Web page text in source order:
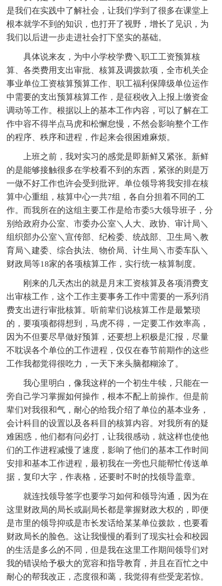
是我们在实践中了解社会，让我们学到了很多在课堂上
根本就学不到的知识，也打开了视野，增长了见识，为
我们以后进一步走进社会打下坚实的基础。
具体说来友，为中小学校学费＼职工工资预算核
算、各类费用支出审批、核算及调拨款项，全市机关企
事业单位工资核算预算工作、职工福利保障级单位运作
中需要的支出预算核算工作，是征税收入上报上缴资金
调动等工作。根据以上的基本工作内容，可以了解在工
作中容不得半点马虎和松懈怠慢，不然会影响整个工作
的程序、秩序和进程，作起来会很困难麻烦。
上班之前，我对实习的感觉是即新鲜又紧张。新鲜
的是能够接触很多在学校看不到的东西，紧张的则是万
一做不好工作也许会受到批评。单位领导将我安排在核
算中心重组，核算中心一共7组，各自分担着不同的工
作。而我所在的这组主要工作是给市委5大领导班子，分
别给政府办公室、市委办公室＼人大、政协、审计局＼
组织部办公室＼宣传部、纪检委、统战部、卫生局＼教
育局＼建委、综合执法、物价局、计生局＼市委车队＼
财政局等18家的各项核算工作，实行统一核算制度。
刚来的几天杰出的就是月末工资核算及各项消费支
出审核工作，这个工作主要事务工作中需要的一系列消
费支出进行审批核算。听前辈们说核算工作是最繁琐
的，要项项都得想到，马虎不得，一定要工作效率高，
因为不但要尽早做好预算，还要想上积极是汇报，尽量
不耽误各个单位的工作进程，仅仅在春节前期作的这些
工作我都觉得很吃力，一天下来头脑都糊涂了。
我心里明白，像我这样的一个初生牛犊，只能在一
旁自己学习掌握如何操作，根本不配上前操作。但是前
辈们对我很和气，耐心的给我介绍了单位的基本业务，
会计科目的设置以及各科目的核算内容。对我所有的疑
难困惑，他们都有问必打，让我很感动，就这样也使他
们的工作进程减慢了速度，影响了他们的基本工作时间
安排和基本工作进程，最初我在一旁也只能帮忙传送单
据，复印大字，作表格，还要时不时的找领导盖章。
就连找领导签字也要学习如何和领导沟通，因为在
这里财政局的局长或副局长都是掌握财政大权的，即便
是市里的领导抑或是市长发话给某某单位拨款，也要看
财政局长的脸色。这让我慢慢的看到了现实社会和校园
的生活是多么的不同，但是我在这里工作期间领导们对
我的错误给予极大的宽容和指导教育，并且在百忙之中
耐心的帮我改正，态度很和蔼，我觉得有些受宠若惊。